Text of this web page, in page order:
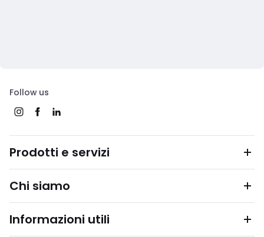
Follow us
Prodotti e servizi
Chi siamo
Informazioni utili